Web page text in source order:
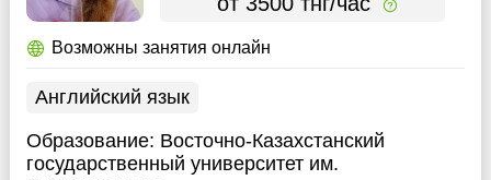
Возможны занятия онлайн
Английский язык
Образование: Восточно-Казахстанский
государственный университет им.